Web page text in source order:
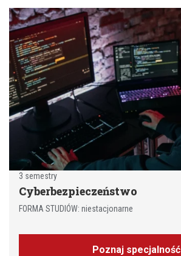
3 semestry
Cyberbezpieczeństwo
FORMA STUDIÓW: niestacjonarne
Poznaj specjalność